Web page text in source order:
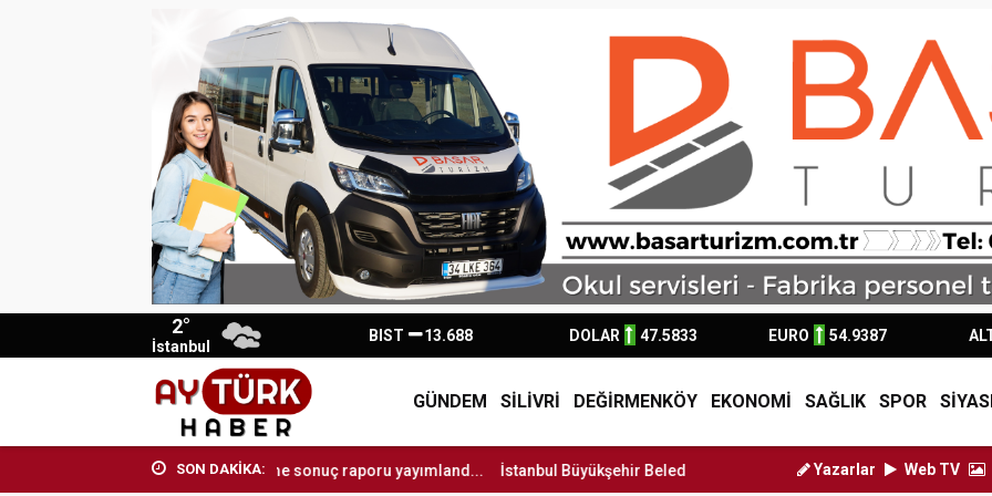
2°
İstanbul
BIST 13.688 DOLAR 47.5833 EURO 54.9387
GÜNDEM SİLİVRİ DEĞİRMENKÖY EKONOMİ SAĞLIK SPOR
SON DAKİKA:
LGS’de ilk yerleştirme sonuç raporu yayımland... İstanbul Büyükşehir Belediye Başkan Vekili Nu... Silivri
Yazarlar Web TV